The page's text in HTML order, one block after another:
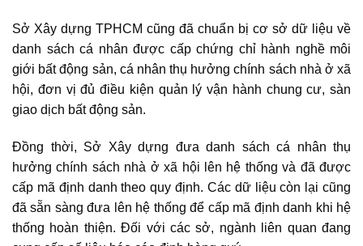
Sở Xây dựng TPHCM cũng đã chuẩn bị cơ sở dữ liệu về
danh sách cá nhân được cấp chứng chỉ hành nghề môi
giới bất động sản, cá nhân thụ hưởng chính sách nhà ở xã
hội, đơn vị đủ điều kiện quản lý vận hành chung cư, sàn
giao dịch bất động sản.
Đồng thời, Sở Xây dựng đưa danh sách cá nhân thụ
hưởngchính sách nhà ở xã hội lên hệ thống và đã được
cấp mã định danh theo quy định. Các dữ liệu còn lại cũng
đã sẵn sàng đưa lên hệ thống để cấp mã định danh khi hệ
thống hoàn thiện. Đối với các sở, ngành liên quan đang